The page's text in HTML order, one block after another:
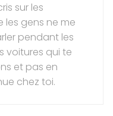
sur les
les gens ne me
pendant les
voitures qui te
et pas en
chez toi.